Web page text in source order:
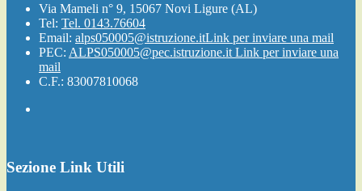
Via Mameli n° 9, 15067 Novi Ligure (AL)
Tel: Tel. 0143.76604
Email: alps050005@istruzione.itLink per inviare una mail
PEC: ALPS050005@pec.istruzione.it Link per inviare una
mail
C.F.: 83007810068
Sezione Link Utili